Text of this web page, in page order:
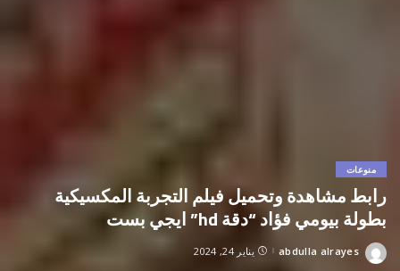
منوعات
رابط مشاهدة وتحميل فيلم التجربة المكسيكية
بطولة بيومي فؤاد “دقة hd” ايجي بست
Posted
abdulla alrayes يناير 24, 2024